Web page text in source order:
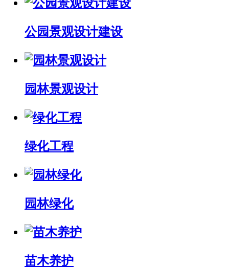
公园景观设计建设
园林景观设计
绿化工程
园林绿化
苗木养护